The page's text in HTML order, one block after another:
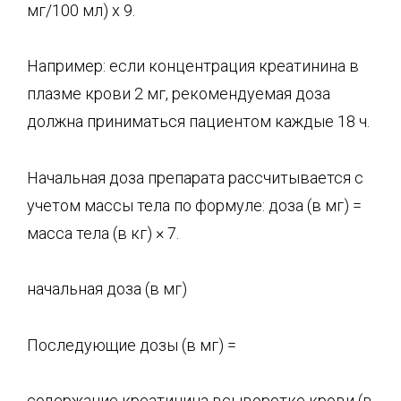
мг/100 мл) х 9.
Например: если концентрация креатинина в
плазме крови 2 мг, рекомендуемая доза
должна приниматься пациентом каждые 18 ч.
Начальная доза препарата рассчитывается с
учетом массы тела по формуле: доза (в мг) =
масса тела (в кг) × 7.
начальная доза (в мг)
Последующие дозы (в мг) =